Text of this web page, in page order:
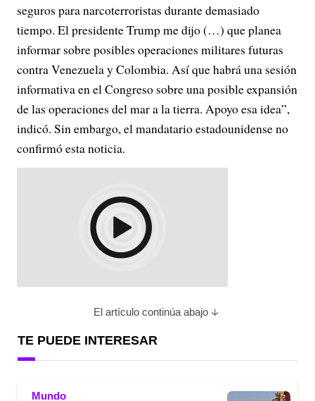
seguros para narcoterroristas durante demasiado
tiempo. El presidente Trump me dijo (…) que planea
informar sobre posibles operaciones militares futuras
contra Venezuela y Colombia. Así que habrá una sesión
informativa en el Congreso sobre una posible expansión
de las operaciones del mar a la tierra. Apoyo esa idea”,
indicó. Sin embargo, el mandatario estadounidense no
confirmó esta noticia.
El artículo continúa abajo
TE PUEDE INTERESAR
Mundo